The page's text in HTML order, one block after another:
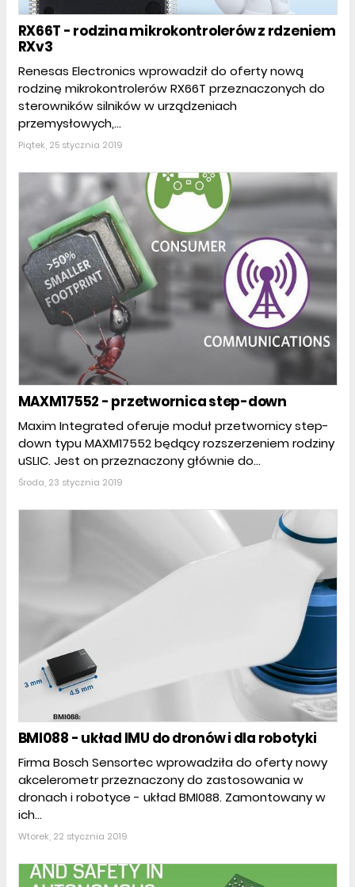
RX66T - rodzina mikrokontrolerów z rdzeniem
RXv3
Renesas Electronics wprowadził do oferty nową
rodzinę mikrokontrolerów RX66T przeznaczonych do
sterowników silników w urządzeniach
przemysłowych,...
Piątek, 25 stycznia 2019
MAXM17552 - przetwornica step-down
Maxim Integrated oferuje moduł przetwornicy step-
down typu MAXM17552 będący rozszerzeniem rodziny
uSLIC. Jest on przeznaczony głównie do...
Środa, 23 stycznia 2019
BMI088 - układ IMU do dronów i dla robotyki
Firma Bosch Sensortec wprowadziła do oferty nowy
akcelerometr przeznaczony do zastosowania w
dronach i robotyce - układ BMI088. Zamontowany w
ich...
Wtorek, 22 stycznia 2019